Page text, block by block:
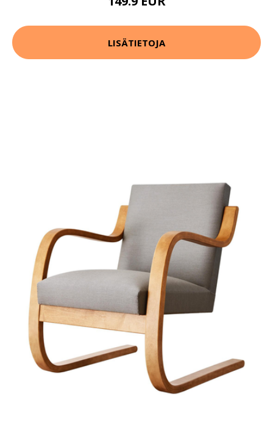
LISÄTIETOJA